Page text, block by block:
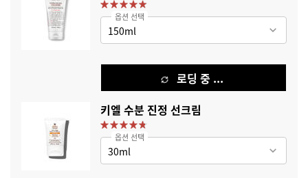
옵션 선택
로딩 중 ...
키엘 수분 진정 선크림
옵션 선택